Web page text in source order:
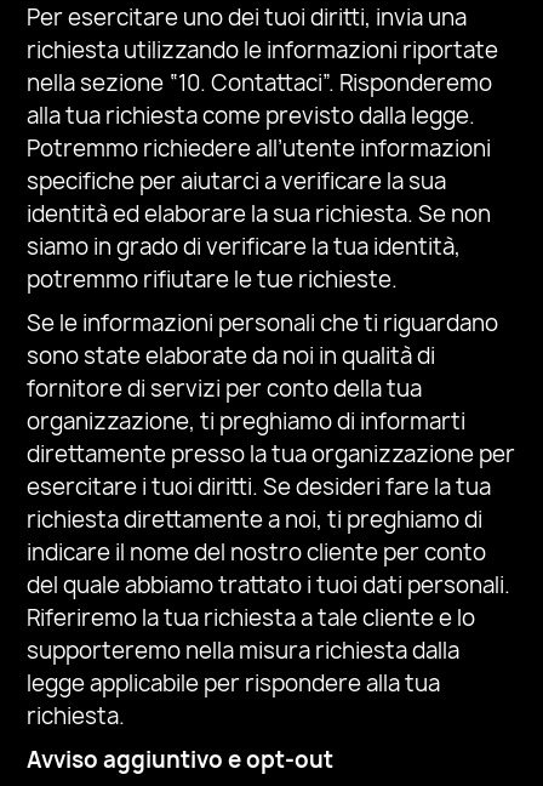
Per esercitare uno dei tuoi diritti, invia una
richiesta utilizzando le informazioni riportate
nella sezione “10. Contattaci”. Risponderemo
alla tua richiesta come previsto dalla legge.
Potremmo richiedere all’utente informazioni
specifiche per aiutarci a verificare la sua
identità ed elaborare la sua richiesta. Se non
siamo in grado di verificare la tua identità,
potremmo rifiutare le tue richieste.
Se le informazioni personali che ti riguardano
sono state elaborate da noi in qualità di
fornitore di servizi per conto della tua
organizzazione, ti preghiamo di informarti
direttamente presso la tua organizzazione per
esercitare i tuoi diritti. Se desideri fare la tua
richiesta direttamente a noi, ti preghiamo di
indicare il nome del nostro cliente per conto
del quale abbiamo trattato i tuoi dati personali.
Riferiremo la tua richiesta a tale cliente e lo
supporteremo nella misura richiesta dalla
legge applicabile per rispondere alla tua
richiesta.
Avviso aggiuntivo e opt-out